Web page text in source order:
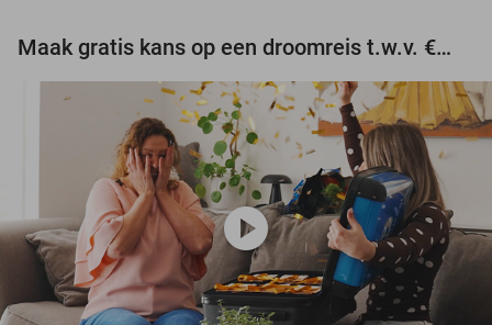
Maak gratis kans op een droomreis t.w.v. €3.000!
play_circle